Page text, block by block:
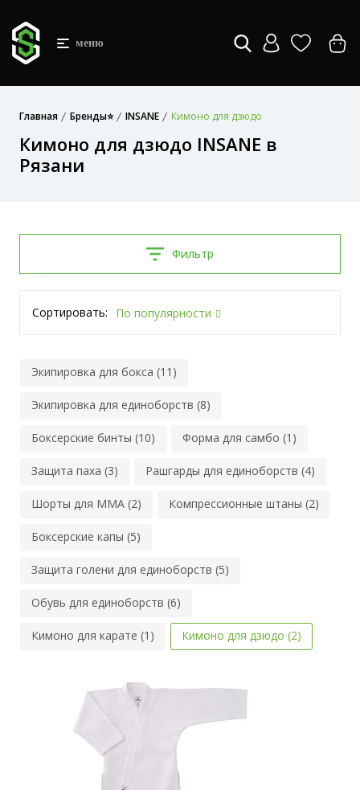
меню
Главная Бренды⭐ INSANE Кимоно для дзюдо
Кимоно для дзюдо INSANE в
Рязани
Фильтр
Сортировать: По популярности
Экипировка для бокса (11)
Экипировка для единоборств (8)
Боксерские бинты (10) Форма для самбо (1)
Защита паха (3) Рашгарды для единоборств (4)
Шорты для MMA (2) Компрессионные штаны (2)
Боксерские капы (5)
Защита голени для единоборств (5)
Обувь для единоборств (6)
Кимоно для карате (1) Кимоно для дзюдо (2)